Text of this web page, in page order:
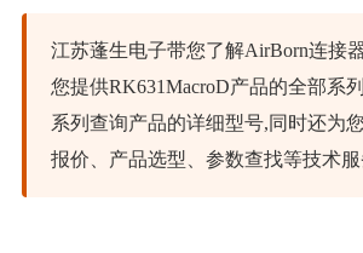
江苏蓬生电子带您了解AirBorn连接
您提供RK631MacroD产品的全部系
系列查询产品的详细型号,同时还为
报价、产品选型、参数查找等技术服